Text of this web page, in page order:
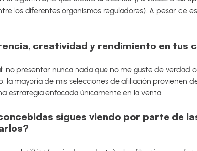
los diferentes organismos reguladores). A pesar de
creatividad y rendimiento en tus
no presentar nunca nada que no me guste de verdad
la mayoría de mis selecciones de afiliación provienen
estrategia enfocada únicamente en la venta.
sigues viendo por parte de